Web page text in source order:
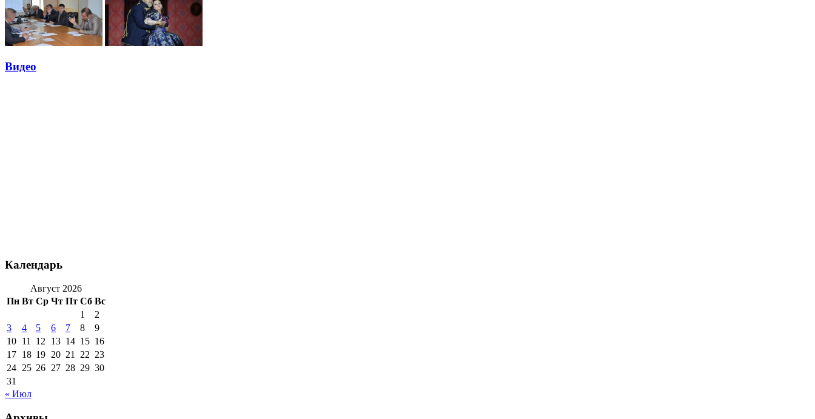
Видео
Календарь
Август 2026
Пн Вт Ср Чт Пт Сб Вс
1
2
3
4 5 6 7 8
9
10 11 12 13 14 15 16
17 18 19 20 21 22 23
24 25 26 27 28 29 30
31
« Июл